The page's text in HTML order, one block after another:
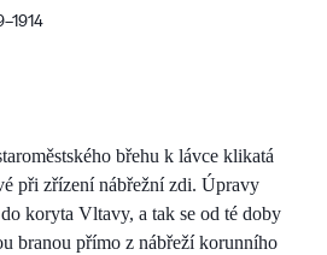
břehu k lávce klikatá
při zřízení nábřežní zdi. Úpravy
koryta Vltavy, a tak se od té doby
branou přímo z nábřeží korunního